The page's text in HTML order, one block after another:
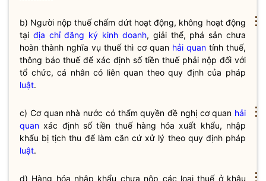
b) Người nộp thuếchấm dứt hoạt động, không hoạt động
tại địa chỉ đăng ký kinh doanh, giải thể, phá sản chưa
hoàn thành nghĩa vụ thuếthì cơ quan hải quantínhthuế,
thông báo thuếđể xác định số tiền thuếphải nộp đối với
tổ chức, cá nhân có liên quan theo quy định của pháp
luật.
c) Cơ quan nhà nước có thẩmquyền đề nghị cơ quan hải
quan xác định số tiền thuếhàng hóa xuất khẩu, nhập
khẩu bị tịch thu để làm căn cứ xử lý theo quy định pháp
luật.
d) Hàng hóa nhập khẩu chưa nộp các loạithuếở khâu
⋮
⋮
⋮